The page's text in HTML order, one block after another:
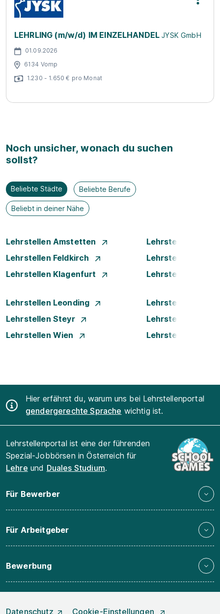
LEHRLING (m/w/d) IM EINZELHANDELJYSK GmbH
01.09.2026
6134 Vomp
1.230 - 1.650 € pro Monat
Noch unsicher, wonach du suchen
sollst?
Beliebte Städte Beliebte Berufe
Beliebt in deiner Nähe
Lehrstellen Amstetten
Lehrstellen
Lehrstellen Feldkirch
Lehrstellen Graz
Lehrstellen Klagenfurt
Lehrstellen
Lehrstellen Leonding
Lehrstellen Linz
Lehrstellen Steyr
Lehrstellen Traun
Lehrstellen Wien
Lehrstellen
Hier erfährst du, warum uns bei Lehrstellenportal
gendergerechte Sprache wichtig ist.
Lehrstellenportal ist eine der führenden
Spezial-Jobbörsen in Österreich für
Lehre und Duales Studium.
Für Bewerber
Für Arbeitgeber
Bewerbung
Datenschutz Cookie-Einstellungen